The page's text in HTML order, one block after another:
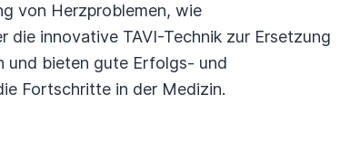
von Herzproblemen, wie
die innovative TAVI-Technik zur Ersetzung
und bieten gute Erfolgs- und
Fortschritte in der Medizin.